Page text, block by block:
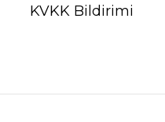
KVKK Bildirimi